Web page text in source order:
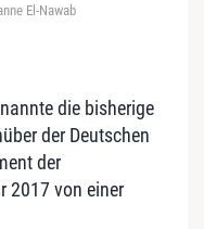
El-Nawab
die bisherige
der Deutschen
der
2017 von einer